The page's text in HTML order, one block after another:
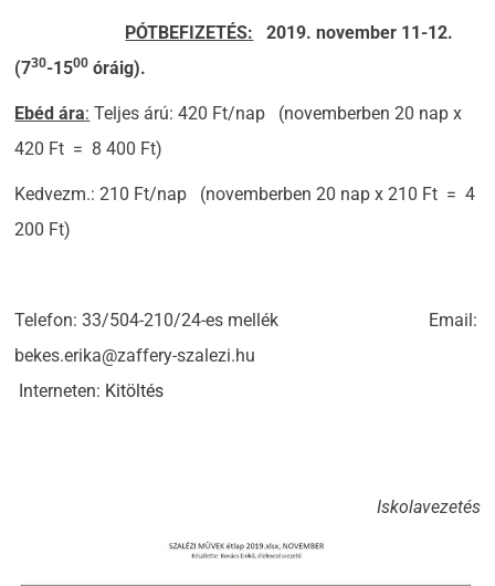
PÓTBEFIZETÉS:
2019. november 11-12.
(730-1500 óráig).
Ebéd ára: Teljes árú: 420 Ft/nap (novemberben 20 nap x
420 Ft = 8 400 Ft)
Kedvezm.: 210 Ft/nap (novemberben 20 nap x 210 Ft = 4
200 Ft)
Telefon: 33/504-210/24-es mellék Email:
bekes.erika@zaffery-szalezi.hu
Interneten: Kitöltés
Iskolavezetés